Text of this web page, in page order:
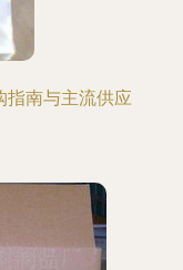
指南与主流供应